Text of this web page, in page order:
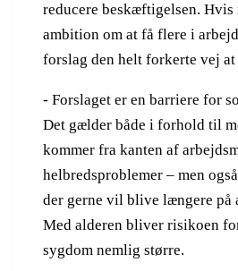
reducere beskæftigelsen. Hvis
ambition om at få flere i
forslag den helt forkerte vej at
- Forslaget er en barriere for
Det gælder både i forhold til
kommer fra kanten af
helbredsproblemer – men
der gerne vil blive længere på
Med alderen bliver risikoen
sygdom nemlig større.